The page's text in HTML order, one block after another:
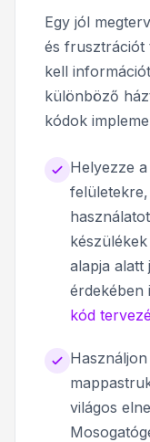
Egy jól
és frusztrációt
kell
különböző
kódok
Helyezze
alapja alatt
érdekében
kód
világos